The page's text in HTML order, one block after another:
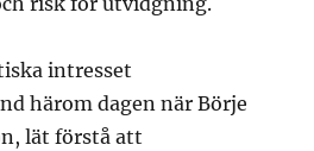
intresset
härom dagen när Börje
lät förstå att